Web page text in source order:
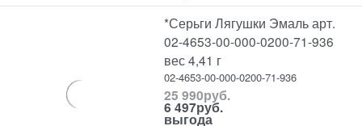
*Серьги Лягушки Эмаль арт.
02-4653-00-000-0200-71-936
вес 4,41 г
02-4653-00-000-0200-71-936
25 990руб.
6 497руб.
выгода